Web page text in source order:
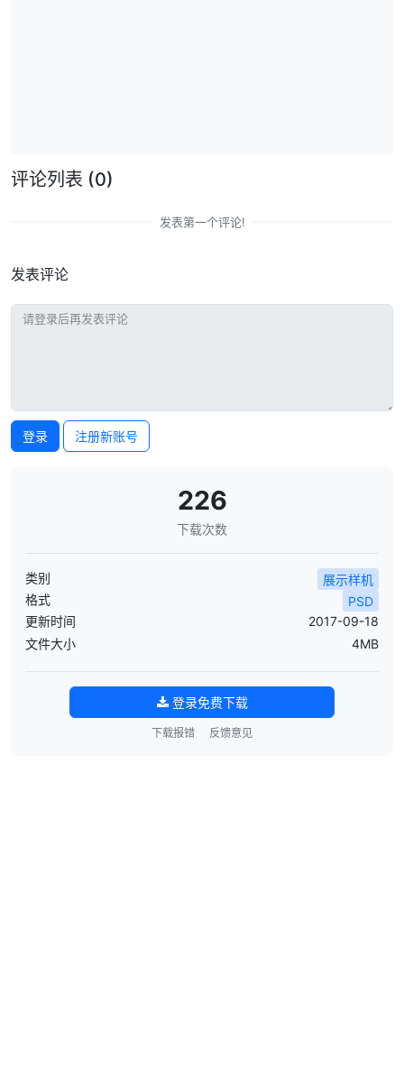
评论列表 (0)
发表第一个评论!
发表评论
登录 注册新账号
226
下载次数
类别
展示样机
格式
PSD
更新时间
2017-09-18
文件大小
4MB
登录免费下载
下载报错 反馈意见